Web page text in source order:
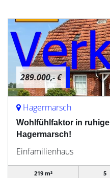
289.000,- €
Hagermarsch
Wohlfühlfaktor in
Hagermarsch!
Einfamilienhaus
219 m²
5